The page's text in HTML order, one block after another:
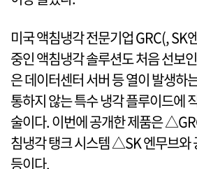
미국 액침냉각 전문기업 GRC(, SK
중인 액침냉각 솔루션도 처음 선보
은 데이터센터 서버 등 열이 발생하
통하지 않는 특수 냉각 플루이드에
술이다. 이번에 공개한 제품은
침냉각 탱크 시스템 △SK 엔무브와
등이다.